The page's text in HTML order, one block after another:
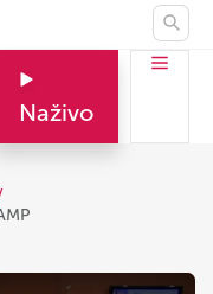
Naživo